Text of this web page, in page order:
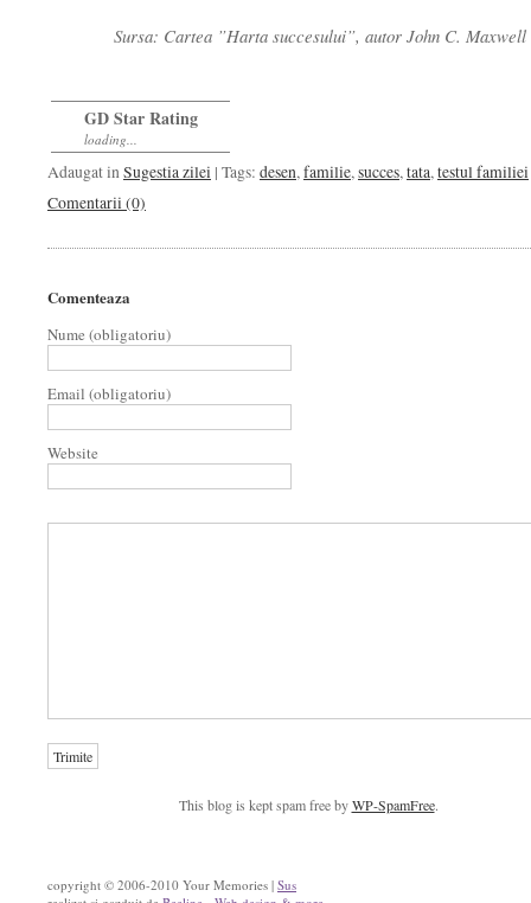
Sursa: Cartea ”Harta succesului”, autor John C. Maxwell
GD Star Rating
loading...
Adaugat inSugestia zilei | Tags: desen,familie,succes,tata,testul familiei
Comentarii (0)
Comenteaza
Nume (obligatoriu)
Email (obligatoriu)
Website
This blog is kept spam free byWP-SpamFree.
copyright © 2006-2010 Your Memories | Sus